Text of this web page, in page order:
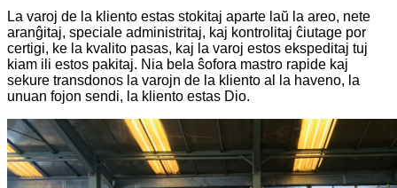
La varoj de la kliento estas stokitaj aparte laŭ la areo, nete
aranĝitaj, speciale administritaj, kaj kontrolitaj ĉiutage por
certigi, ke la kvalito pasas, kaj la varoj estos ekspeditaj tuj
kiam ili estos pakitaj. Nia bela ŝofora mastro rapide kaj
sekure transdonos la varojn de la kliento al la haveno, la
unuan fojon sendi, la kliento estas Dio.